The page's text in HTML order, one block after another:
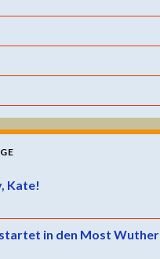
Kate!
startet in den Most